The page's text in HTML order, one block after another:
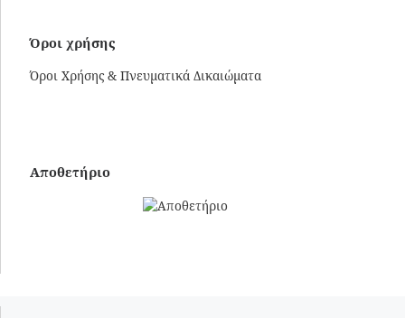
Όροι χρήσης
Όροι Χρήσης & Πνευματικά Δικαιώματα
Αποθετήριο